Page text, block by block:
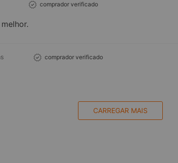
comprador verificado
comprador verificado
CARREGAR MAIS